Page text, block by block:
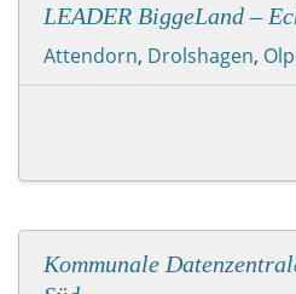
LEADER BiggeLand –
Attendorn, Drolshagen,
Kommunale